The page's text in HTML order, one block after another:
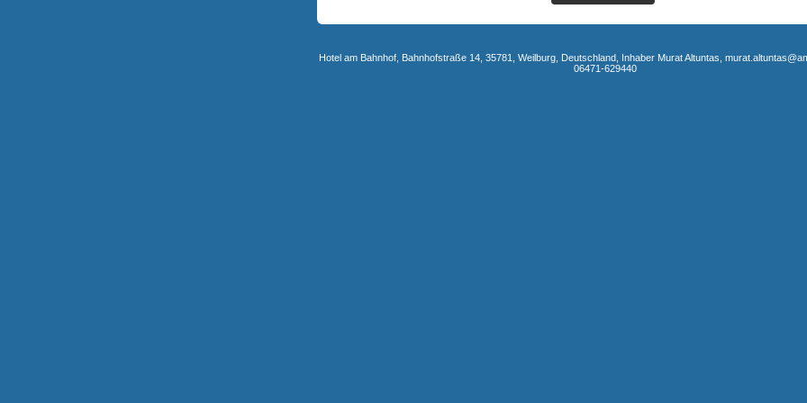
Hotel am Bahnhof, Bahnhofstraße 14, 35781, Weilburg, Deutschland, Inhaber Murat Altuntas,
06471-629440